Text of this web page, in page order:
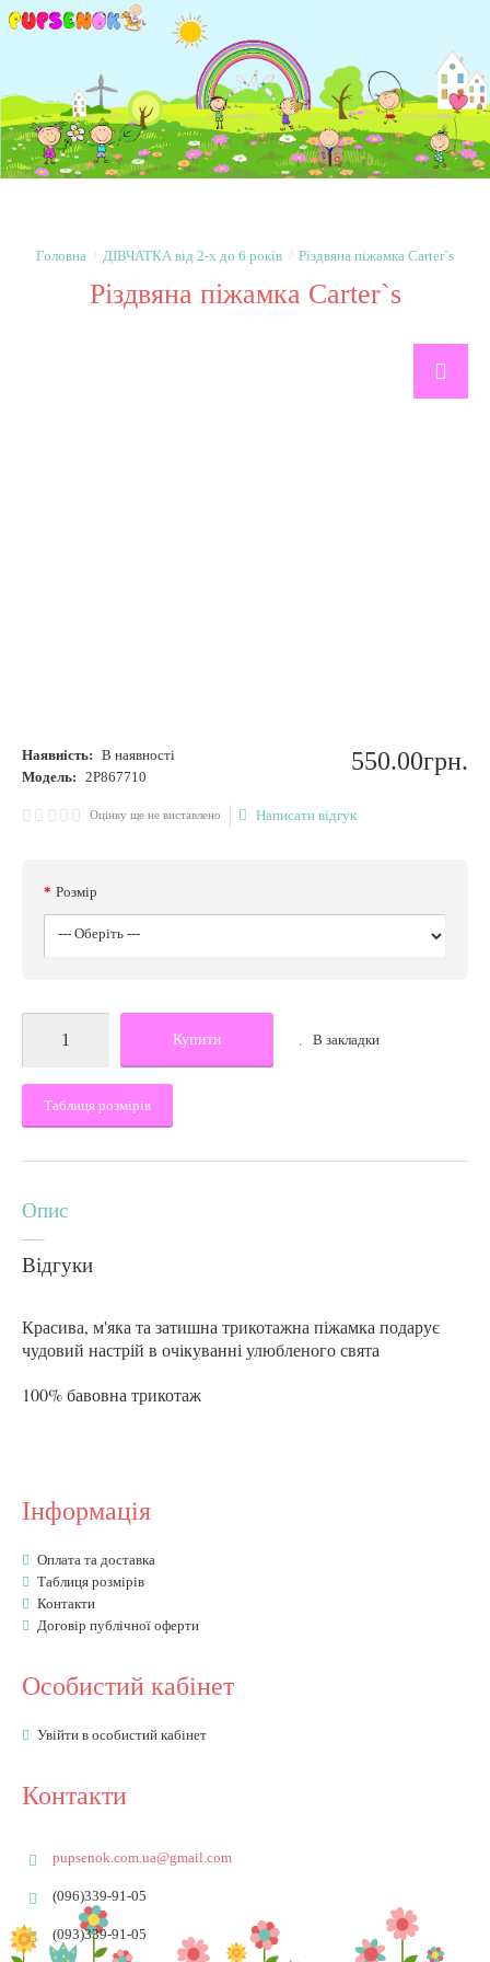
ДІВЧАТКА від 2-х до 6 років Різдвяна піжамка Carter`s
Різдвяна піжамка Carter`s
Наявність: В наявності
Модель: 2P867710
550.00грн.
Оцінку ще не виставлено Написати відгук
Розмір
Купити В закладки
Таблиця розмірів
Опис
Відгуки
Красива, м'яка та затишна трикотажна піжамка подарує
чудовий настрій в очікуванні улюбленого свята
100% бавовна трикотаж
Інформація
Оплата та доставка
Таблиця розмірів
Контакти
Договір публічної оферти
Особистий кабінет
Увійти в особистий кабінет
Контакти
pupsenok.com.ua@gmail.com
(096)339-91-05
(093)339-91-05